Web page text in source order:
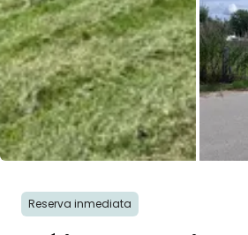
Reserva inmediata